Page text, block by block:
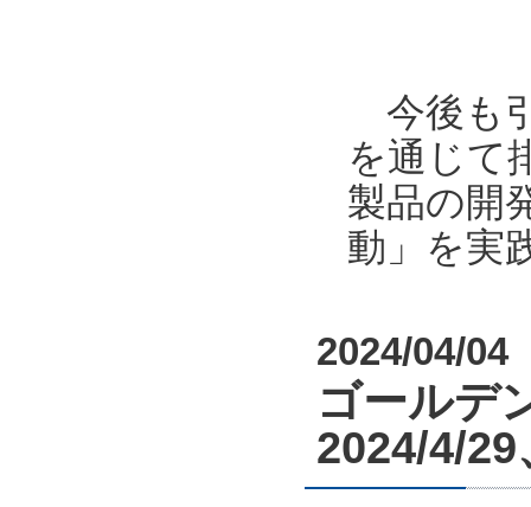
今後も
を通じて
製品の開
動」を実
2024/04/04
ゴールデ
2024/4/